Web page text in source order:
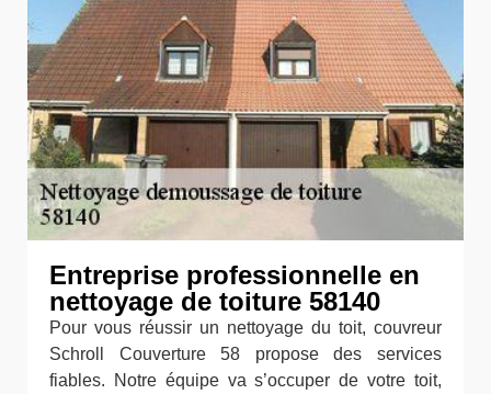
Entreprise professionnelle en
nettoyage de toiture 58140
Pour vous réussir un nettoyage du toit, couvreur
Schroll Couverture 58 propose des services
fiables. Notre équipe va s’occuper de votre toit,